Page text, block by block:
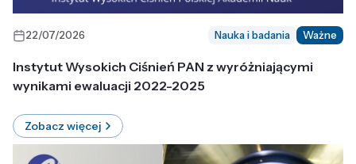
22/07/2026 Nauka i badania Ważne
Instytut Wysokich Ciśnień PAN z wyróżniającymi
wynikami ewaluacji 2022-2025
Zobacz więcej